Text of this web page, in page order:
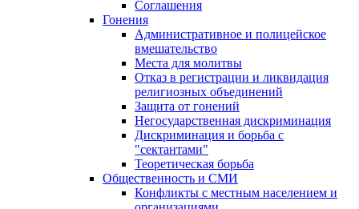
Соглашения
Гонения
Административное и полицейское
вмешательство
Места для молитвы
Отказ в регистрации и ликвидация
религиозных объединений
Защита от гонений
Негосударственная дискриминация
Дискриминация и борьба с
"сектантами"
Теоретическая борьба
Общественность и СМИ
Конфликты с местным населением и